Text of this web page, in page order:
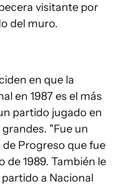
visitante por
del muro.
en que la
en 1987 es el más
partido jugado en
"Fue un
Progreso que fue
de 1989. También le
a Nacional